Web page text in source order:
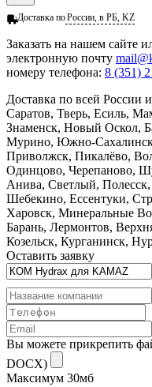
Доставка поРоссии, в РБ, KZ
Заказать на нашем сайте
электронную почту
номеру телефона: 8 (351)
Доставка по всей России
Саратов, Тверь, Есиль,
Знаменск, Новый Оскол,
Мурино, Южно-
Приволжск, Пикалёво,
Одинцово, Черепаново,
Анива, Светлый,
Шебекино, Ессентуки,
Харовск, Минеральные
Барань, Лермонтов,
Козельск, Курганинск,
Оставить заявку
Вы можете прикрепить
DOCX)
Максимум 30мб